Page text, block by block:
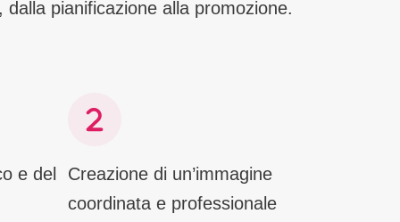
pianificazione alla promozione.
e del
Creazione di un’immagine
coordinata e professionale